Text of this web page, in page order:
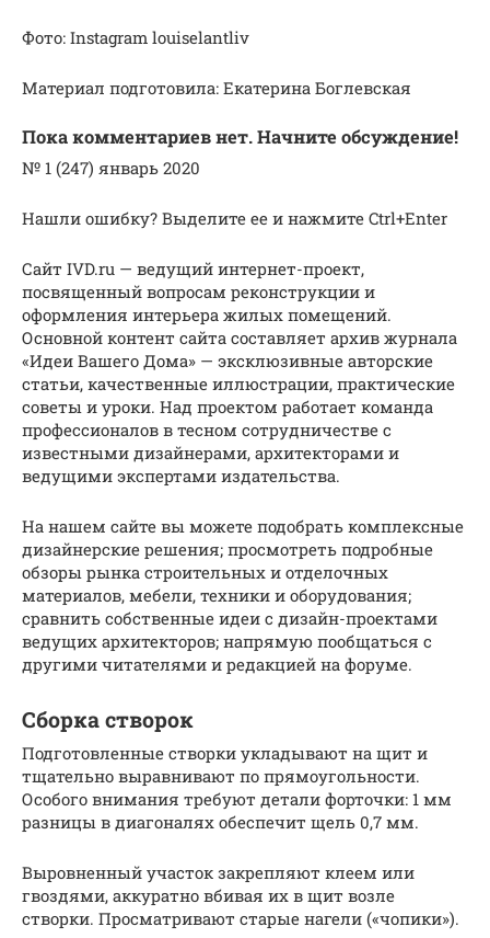
Фото: Instagram louiselantliv
Материал подготовила: Екатерина Боглевская
Пока комментариев нет. Начните обсуждение!
№ 1 (247) январь 2020
Нашли ошибку? Выделите ее и нажмите Ctrl+Enter
Сайт IVD.ru — ведущий интернет-проект,
посвященный вопросам реконструкции и
оформления интерьера жилых помещений.
Основной контент сайта составляет архив журнала
«Идеи Вашего Дома» — эксклюзивные авторские
статьи, качественные иллюстрации, практические
советы и уроки. Над проектом работает команда
профессионалов в тесном сотрудничестве с
известными дизайнерами, архитекторами и
ведущими экспертами издательства.
На нашем сайте вы можете подобрать комплексные
дизайнерские решения; просмотреть подробные
обзоры рынка строительных и отделочных
материалов, мебели, техники и оборудования;
сравнить собственные идеи с дизайн-проектами
ведущих архитекторов; напрямую пообщаться с
другими читателями и редакцией на форуме.
Сборка створок
Подготовленные створки укладывают на щит и
тщательно выравнивают по прямоугольности.
Особого внимания требуют детали форточки: 1 мм
разницы в диагоналях обеспечит щель 0,7 мм.
Выровненный участок закрепляют клеем или
гвоздями, аккуратно вбивая их в щит возле
створки. Просматривают старые нагели («чопики»).